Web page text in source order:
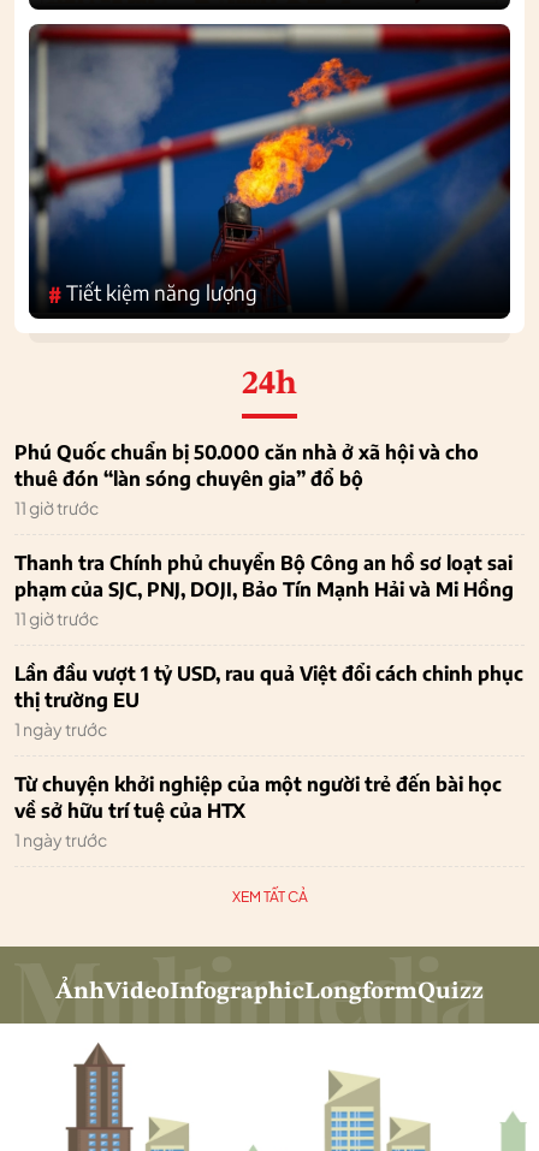
#Tiết kiệm năng lượng
24h
Phú Quốc chuẩn bị 50.000 căn nhà ở xã hội và cho
thuê đón “làn sóng chuyên gia” đổ bộ
11 giờ trước
Thanh tra Chính phủ chuyển Bộ Công an hồ sơ loạt sai
phạm của SJC, PNJ, DOJI, Bảo Tín Mạnh Hải và Mi Hồng
11 giờ trước
Lần đầu vượt 1 tỷ USD, rau quả Việt đổi cách chinh phục
thị trường EU
1 ngày trước
Từ chuyện khởi nghiệp của một người trẻ đến bài học
về sở hữu trí tuệ của HTX
1 ngày trước
XEM TẤT CẢ
ẢnhVideoInfographicLongformQuizz